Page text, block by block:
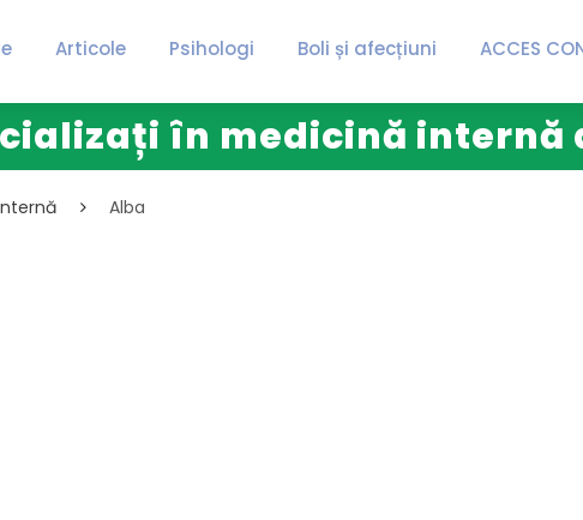
Articole Psihologi Boli și afecțiuni ACCES
în medicină internă
Alba